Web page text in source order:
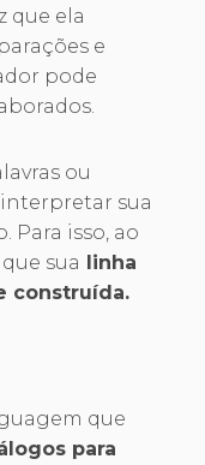
que ela
e
pode
ou
sua
Para isso, ao
sua linha
construída.
que
para